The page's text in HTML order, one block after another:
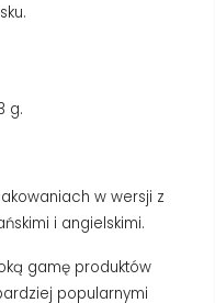
g.
w wersji z
i angielskimi.
gamę produktów
popularnymi